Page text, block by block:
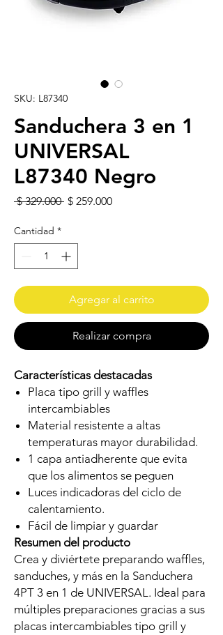
SKU: L87340
Sanduchera 3 en 1
UNIVERSAL
L87340 Negro
$ 329.000 Precio
$ 259.000Precio de oferta
Cantidad *
Agregar al carrito
Realizar compra
Características destacadas
Placa tipo grill y waffles
intercambiables
Material resistente a altas
temperaturas mayor durabilidad.
1 capa antiadherente que evita
que los alimentos se peguen
Luces indicadoras del ciclo de
calentamiento.
Fácil de limpiar y guardar
Resumen del producto
Crea y diviértete preparando waffles,
sanduches, y más en la Sanduchera
4PT 3 en 1 de UNIVERSAL. Ideal para
múltiples preparaciones gracias a sus
placas intercambiables tipo grill y